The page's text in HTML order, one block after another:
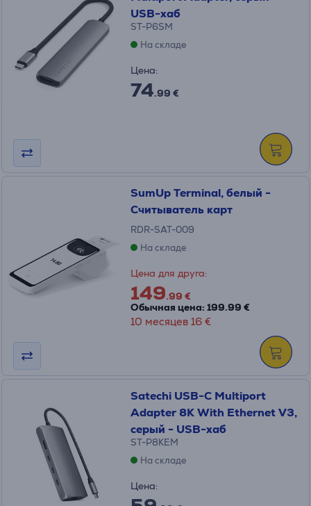
USB-хаб
ST-P6SM
На складе
Цена:
74.99 €
SumUp Terminal, белый -
Считыватель карт
RDR-SAT-009
На складе
Цена для друга:
149.99 €
Обычная цена: 199.99 €
10 месяцев 16 €
Satechi USB-C Multiport
Adapter 8K With Ethernet V3,
серый - USB-хаб
ST-P8KEM
На складе
Цена: